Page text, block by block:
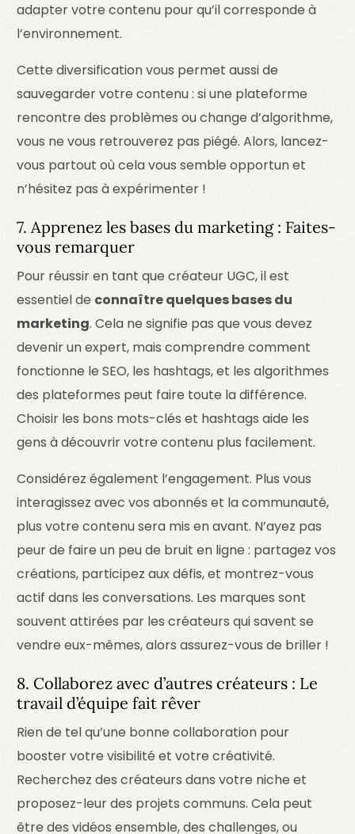
adapter votre contenu pour qu’il corresponde à
l’environnement.
Cette diversification vous permet aussi de
sauvegarder votre contenu : si une plateforme
rencontre des problèmes ou change d’algorithme,
vous ne vous retrouverez pas piégé. Alors, lancez-
vous partout où cela vous semble opportun et
n’hésitez pas à expérimenter !
7. Apprenez les bases du marketing : Faites-
vous remarquer
Pour réussir en tant que créateur UGC, il est
essentiel de connaître quelques bases du
marketing. Cela ne signifie pas que vous devez
devenir un expert, mais comprendre comment
fonctionne le SEO, les hashtags, et les algorithmes
des plateformes peut faire toute la différence.
Choisir les bons mots-clés et hashtags aide les
gens à découvrir votre contenu plus facilement.
Considérez également l’engagement. Plus vous
interagissez avec vos abonnés et la communauté,
plus votre contenu sera mis en avant. N’ayez pas
peur de faire un peu de bruit en ligne : partagez vos
créations, participez aux défis, et montrez-vous
actif dans les conversations. Les marques sont
souvent attirées par les créateurs qui savent se
vendre eux-mêmes, alors assurez-vous de briller !
8. Collaborez avec d’autres créateurs : Le
travail d’équipe fait rêver
Rien de tel qu’une bonne collaboration pour
booster votre visibilité et votre créativité.
Recherchez des créateurs dans votre niche et
proposez-leur des projets communs. Cela peut
être des vidéos ensemble, des challenges, ou